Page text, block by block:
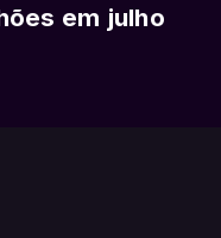
em julho